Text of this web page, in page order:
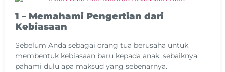
1 – Memahami Pengertian dari
Kebiasaan
Sebelum Anda sebagai orang tua berusaha untuk
membentuk kebiasaan baru kepada anak, sebaiknya
pahami dulu apa maksud yang sebenarnya.